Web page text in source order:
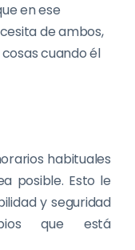
en ese
de ambos,
cuando él
habituales
posible. Esto le
y seguridad
que está